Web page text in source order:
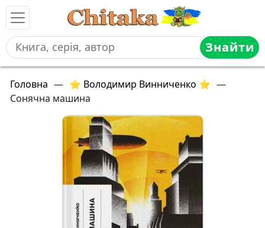
Знайти
Головна — ⭐ Володимир Винниченко ⭐ —
Сонячна машина